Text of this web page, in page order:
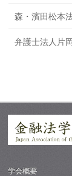
森⁠・濱田松本
弁護士法人片
学会概要